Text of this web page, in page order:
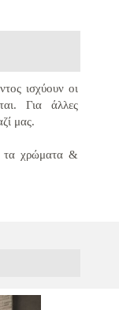
ισχύουν οι
Για άλλες
μας.
τα χρώματα &